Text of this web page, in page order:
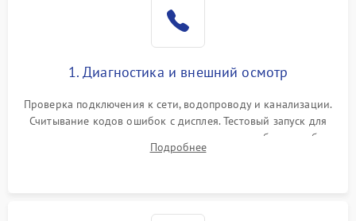
1. Диагностика и внешний осмотр
Проверка подключения к сети, водопроводу и канализации.
Считывание кодов ошибок с дисплея. Тестовый запуск для
выявления посторонних шумов, протечек или сбоев в работе
электронного модуля управления.
Подробнее